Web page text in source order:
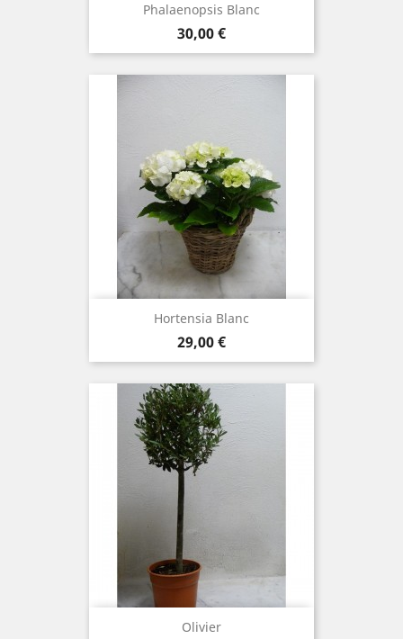
Phalaenopsis Blanc
Prix
30,00 €
Hortensia Blanc
Prix
29,00 €
Olivier